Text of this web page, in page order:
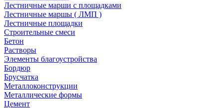
Лестничные марши с площадками
Лестничные маршы ( ЛМП )
Лестничные площадки
Строительные смеси
Бетон
Растворы
Элементы благоустройства
Бордюр
Брусчатка
Металлоконструкции
Металлические формы
Цемент